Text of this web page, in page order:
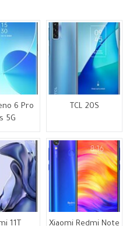
6 Pro
5G
TCL 20S
11T
Xiaomi Redmi Note